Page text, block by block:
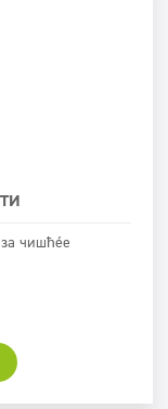
чишћење